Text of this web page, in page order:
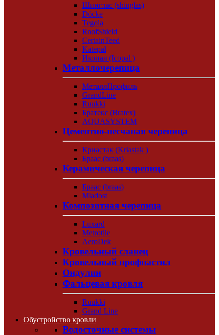
Шинглас (shinglas)
Döcke
Tegola
RoofShield
CertainTeed
Katepal
Икопал (Icopal )
Металлочерепица
МеталлПрофиль
GrandLine
Ruukki
Братекс (Bratex)
AQUASYSTEM
Цементно-песчаная черепица
Криастак (Kriastak )
Браас (braas)
Керамическая черепица
Браас (braas)
Mladost
Композитная черепица
Luxard
Metrotile
AeroDek
Кровельный сланец
Кровельный профнастил
Ондулин
Фальцевая кровля
Ruukki
Grand Line
Обустройство кровли
Водосточные системы